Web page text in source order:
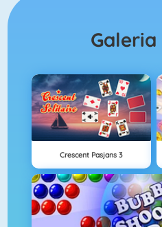
Galeria
Crescent Pasjans 3